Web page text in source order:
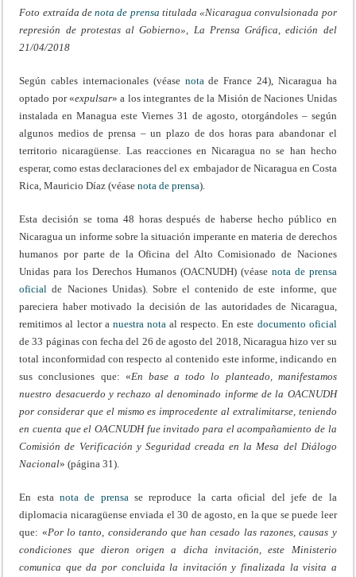
Foto extraída denota de prensa titulada «Nicaragua convulsionada por
represión de protestas al Gobierno», La Prensa Gráfica, edición del
21/04/2018
Según cables internacionales (véase nota de France 24), Nicaragua ha
optado por «expulsar» a los integrantes de la Misión de Naciones Unidas
instalada en Managua este Viernes 31 de agosto, otorgándoles – según
algunos medios de prensa – un plazo de dos horas para abandonar el
territorio nicaragüense. Las reacciones en Nicaragua no se han hecho
esperar, como estas declaraciones del ex embajador de Nicaragua en Costa
Rica, Mauricio Díaz (véasenota de prensa).
Esta decisión se toma 48 horas después de haberse hecho público en
Nicaragua un informe sobre la situación imperante en materia de derechos
humanos por parte de la Oficina del Alto Comisionado de Naciones
Unidas para los Derechos Humanos (OACNUDH) (véase nota de prensa
oficial de Naciones Unidas). Sobre el contenido de este informe, que
pareciera haber motivado la decisión de las autoridades de Nicaragua,
remitimos al lector a nuestra nota al respecto. En este documento oficial
de 33 páginas con fecha del 26 de agosto del 2018, Nicaragua hizo ver su
total inconformidad con respecto al contenido este informe, indicando en
sus conclusiones que: «En base a todo lo planteado, manifestamos
nuestro desacuerdo y rechazo al denominado informe de la OACNUDH
por considerar que el mismo es improcedente al extralimitarse, teniendo
en cuenta que el OACNUDH fue invitado para el acompañamiento de la
Comisión de Verificación y Seguridad creada en la Mesa del Diálogo
Nacional» (página 31).
En esta nota de prensa se reproduce la carta oficial del jefe de la
diplomacia nicaragüense enviada el 30 de agosto, en la que se puede leer
que: «Por lo tanto, considerando que han cesado las razones, causas y
condiciones que dieron origen a dicha invitación, este Ministerio
comunica que da por concluida la invitación y finalizada la visita a